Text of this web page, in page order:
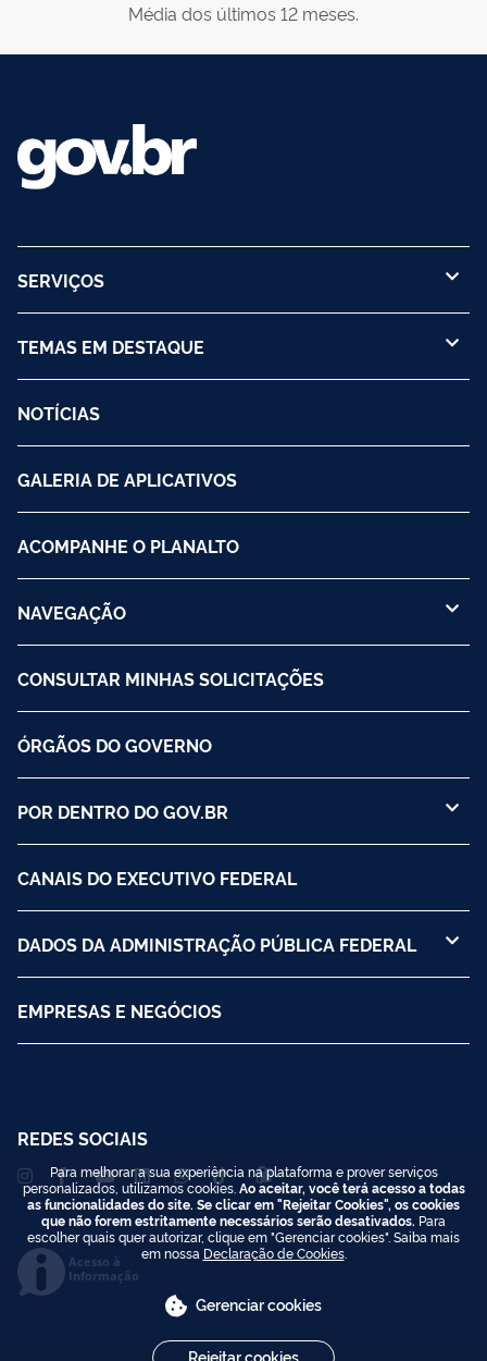
Média dos últimos 12 meses.
SERVIÇOS
TEMAS EM DESTAQUE
NOTÍCIAS
GALERIA DE APLICATIVOS
ACOMPANHE O PLANALTO
NAVEGAÇÃO
CONSULTAR MINHAS SOLICITAÇÕES
ÓRGÃOS DO GOVERNO
POR DENTRO DO GOV.BR
CANAIS DO EXECUTIVO FEDERAL
DADOS DA ADMINISTRAÇÃO PÚBLICA FEDERAL
EMPRESAS E NEGÓCIOS
REDES SOCIAIS
Acesso à
Informação
Para melhorar a sua experiência na plataforma e prover serviços
personalizados, utilizamos cookies. Ao aceitar, você terá acesso a todas
as funcionalidades do site. Se clicar em "Rejeitar Cookies", os cookies
que não forem estritamente necessários serão desativados. Para
escolher quais quer autorizar, clique em "Gerenciar cookies". Saiba mais
em nossa Declaração de Cookies.
Gerenciar cookies
Rejeitar cookies